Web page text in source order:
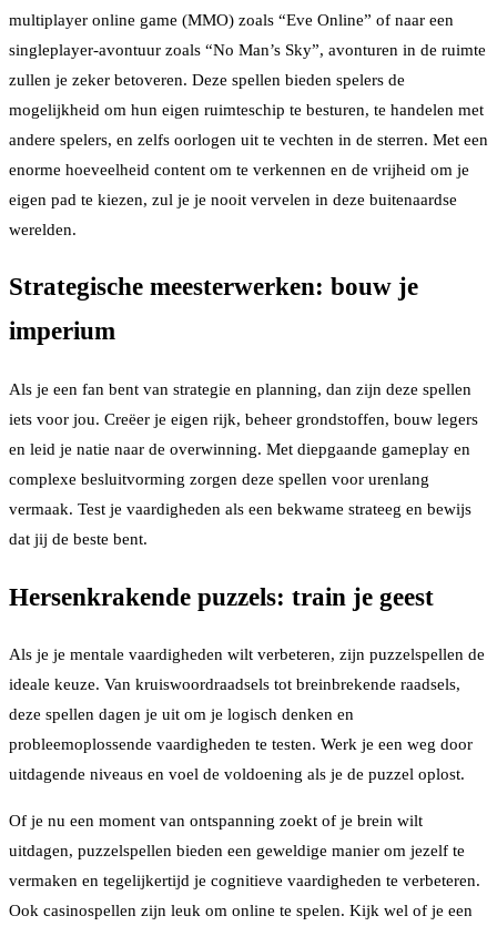
multiplayer online game (MMO) zoals “Eve Online” of naar een
singleplayer-avontuur zoals “No Man’s Sky”, avonturen in de ruimte
zullen je zeker betoveren. Deze spellen bieden spelers de
mogelijkheid om hun eigen ruimteschip te besturen, te handelen met
andere spelers, en zelfs oorlogen uit te vechten in de sterren. Met een
enorme hoeveelheid content om te verkennen en de vrijheid om je
eigen pad te kiezen, zul je je nooit vervelen in deze buitenaardse
werelden.
Strategische meesterwerken: bouw je
imperium
Als je een fan bent van strategie en planning, dan zijn deze spellen
iets voor jou. Creëer je eigen rijk, beheer grondstoffen, bouw legers
en leid je natie naar de overwinning. Met diepgaande gameplay en
complexe besluitvorming zorgen deze spellen voor urenlang
vermaak. Test je vaardigheden als een bekwame strateeg en bewijs
dat jij de beste bent.
Hersenkrakende puzzels: train je geest
Als je je mentale vaardigheden wilt verbeteren, zijn puzzelspellen de
ideale keuze. Van kruiswoordraadsels tot breinbrekende raadsels,
deze spellen dagen je uit om je logisch denken en
probleemoplossende vaardigheden te testen. Werk je een weg door
uitdagende niveaus en voel de voldoening als je de puzzel oplost.
Of je nu een moment van ontspanning zoekt of je brein wilt
uitdagen, puzzelspellen bieden een geweldige manier om jezelf te
vermaken en tegelijkertijd je cognitieve vaardigheden te verbeteren.
Ook casinospellen zijn leuk om online te spelen. Kijk wel of je een